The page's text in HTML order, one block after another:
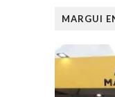
MARGUI